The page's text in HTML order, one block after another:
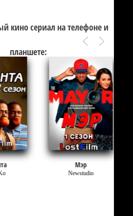
кино сериал на телефоне и
планшете:
Newstudio